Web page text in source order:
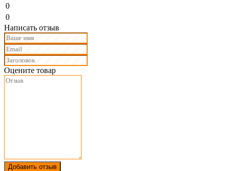
0
0
Написать отзыв
Оцените товар
Добавить отзыв